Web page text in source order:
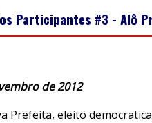
Participantes #3 - Alô
de 2012
Prefeita, eleito